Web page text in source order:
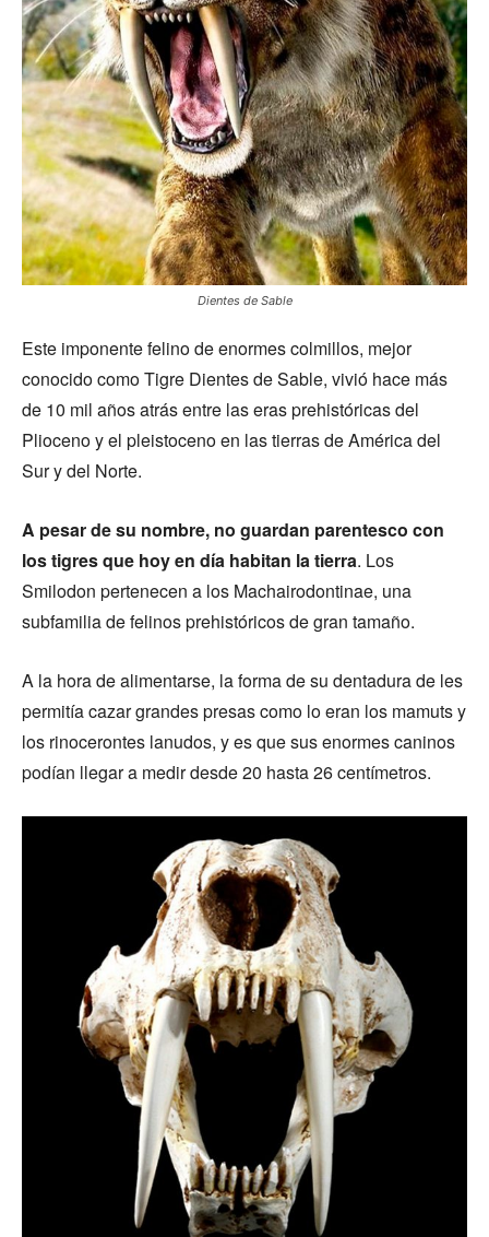
Dientes de Sable
Este imponente felino de enormes colmillos, mejor
conocido como Tigre Dientes de Sable, vivió hace más
de 10 mil años atrás entre las eras prehistóricas del
Plioceno y el pleistoceno en las tierras de América del
Sur y del Norte.
A pesar de su nombre, no guardan parentesco con
los tigres que hoy en día habitan la tierra. Los
Smilodon pertenecen a los Machairodontinae, una
subfamilia de felinos prehistóricos de gran tamaño.
A la hora de alimentarse, la forma de su dentadura de les
permitía cazar grandes presas como lo eran los mamuts y
los rinocerontes lanudos, y es que sus enormes caninos
podían llegar a medir desde 20 hasta 26 centímetros.